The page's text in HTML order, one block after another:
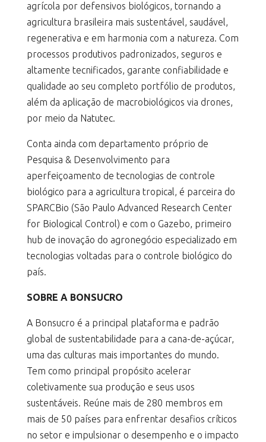
agrícola por defensivos biológicos, tornando a
agricultura brasileira mais sustentável, saudável,
regenerativa e em harmonia com a natureza. Com
processos produtivos padronizados, seguros e
altamente tecnificados, garante confiabilidade e
qualidade ao seu completo portfólio de produtos,
além da aplicação de macrobiológicos via drones,
por meio da Natutec.
Conta ainda com departamento próprio de
Pesquisa & Desenvolvimento para
aperfeiçoamento de tecnologias de controle
biológico para a agricultura tropical, é parceira do
SPARCBio (São Paulo Advanced Research Center
for Biological Control) e com o Gazebo, primeiro
hub de inovação do agronegócio especializado em
tecnologias voltadas para o controle biológico do
país.
SOBRE A BONSUCRO
A Bonsucro é a principal plataforma e padrão
global de sustentabilidade para a cana-de-açúcar,
uma das culturas mais importantes do mundo.
Tem como principal propósito acelerar
coletivamente sua produção e seus usos
sustentáveis. Reúne mais de 280 membros em
mais de 50 países para enfrentar desafios críticos
no setor e impulsionar o desempenho e o impacto